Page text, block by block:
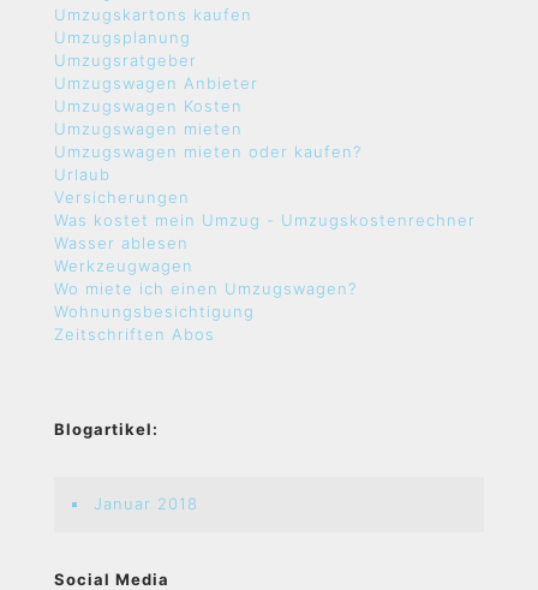
Umzugskartons kaufen
Umzugsplanung
Umzugsratgeber
Umzugswagen Anbieter
Umzugswagen Kosten
Umzugswagen mieten
Umzugswagen mieten oder kaufen?
Urlaub
Versicherungen
Was kostet mein Umzug - Umzugskostenrechner
Wasser ablesen
Werkzeugwagen
Wo miete ich einen Umzugswagen?
Wohnungsbesichtigung
Zeitschriften Abos
Blogartikel:
Januar 2018
Social Media